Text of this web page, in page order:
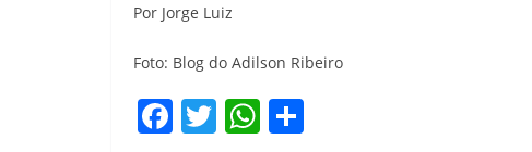
Por Jorge Luiz
Foto: Blog do Adilson Ribeiro
F T W